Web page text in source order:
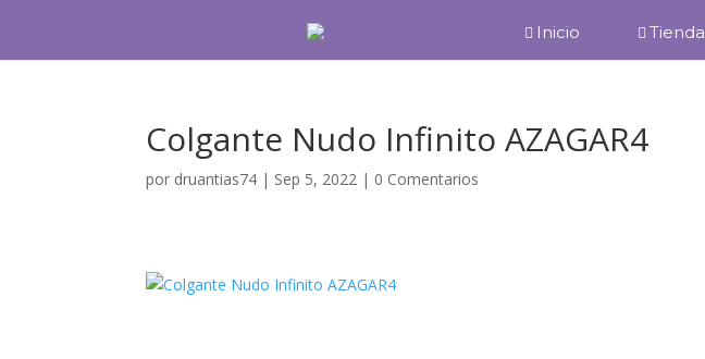
Inicio Tienda
Colgante Nudo Infinito AZAGAR4
por druantias74 | Sep 5, 2022 | 0 Comentarios